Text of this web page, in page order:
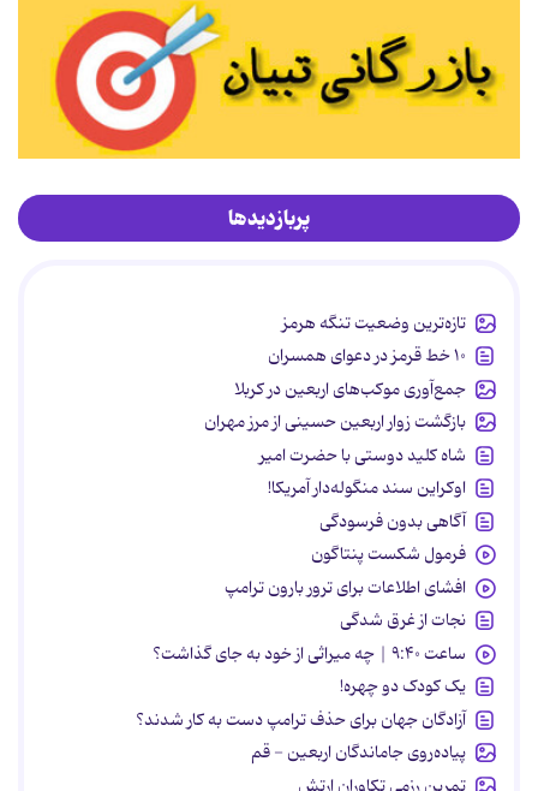
پربازدیدها
تازه‌ترین وضعیت تنگه هرمز
۱۰ خط قرمز در دعوای همسران
جمع‌آوری موکب‌های اربعین در کربلا
بازگشت زوار اربعین حسینی از مرز مهران
شاه کلید دوستی با حضرت امیر
اوکراین سند منگوله‌دار آمریکا!
آگاهی بدون فرسودگی
فرمول شکست پنتاگون
افشای اطلاعات برای ترور بارون ترامپ
نجات از غرق شدگی
ساعت ۹:۴۰ | چه میراثی از خود به جای گذاشت؟
یک کودک دو چهره!
آزادگان جهان برای حذف ترامپ دست به کار شدند؟
پیاده‌روی جاماندگان اربعین - قم
تمرین رزمی تکاوران ارتش